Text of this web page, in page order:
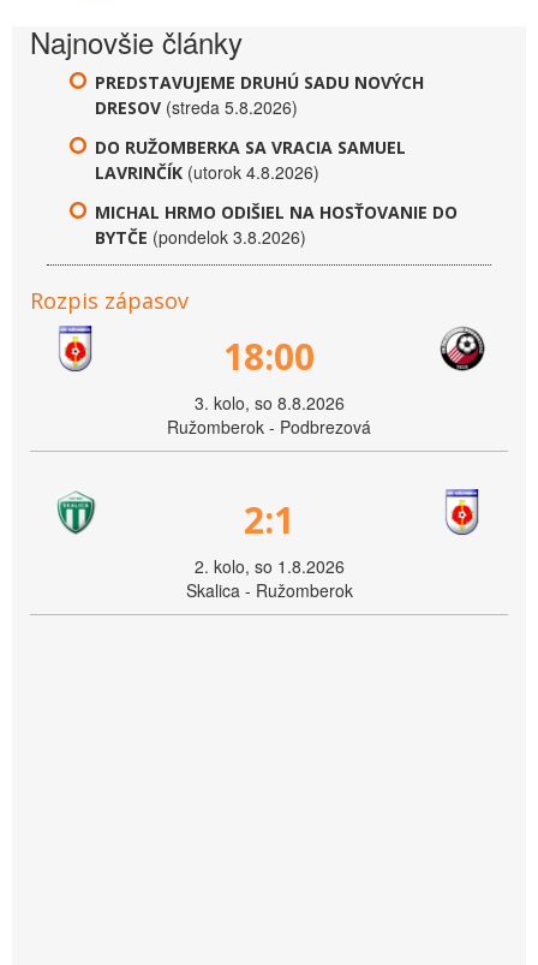
Najnovšie články
PREDSTAVUJEME DRUHÚ SADU NOVÝCH
DRESOV (streda 5.8.2026)
DO RUŽOMBERKA SA VRACIA SAMUEL
LAVRINČÍK (utorok 4.8.2026)
MICHAL HRMO ODIŠIEL NA HOSŤOVANIE DO
BYTČE (pondelok 3.8.2026)
Rozpis zápasov
18:00
3. kolo, so 8.8.2026
Ružomberok - Podbrezová
2:1
2. kolo, so 1.8.2026
Skalica - Ružomberok